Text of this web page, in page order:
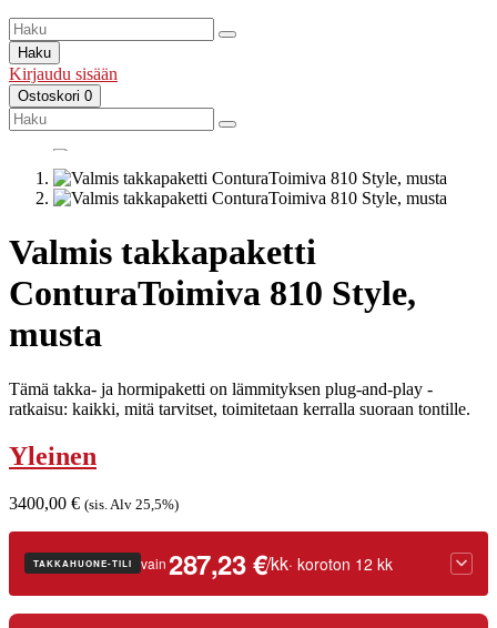
Haku
Kirjaudu sisään
Ostoskori 0
Valmis takkapaketti
ConturaToimiva 810 Style,
musta
Tämä takka- ja hormipaketti on lämmityksen plug-and-play -
ratkaisu: kaikki, mitä tarvitset, toimitetaan kerralla suoraan tontille.
Yleinen
3400,00 € (sis. Alv 25,5%)
TAKKAHUONE-TILI vain 287,23 €/kk· koroton 12 kk